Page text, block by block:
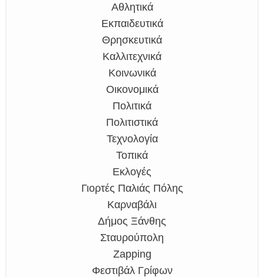
Αθλητικά
Εκπαιδευτικά
Θρησκευτικά
Καλλιτεχνικά
Κοινωνικά
Οικονομικά
Πολιτικά
Πολιτιστικά
Τεχνολογία
Τοπικά
Εκλογές
Γιορτές Παλιάς Πόλης
Καρναβάλι
Δήμος Ξάνθης
Σταυρούπολη
Zapping
Φεστιβάλ Γρίφων